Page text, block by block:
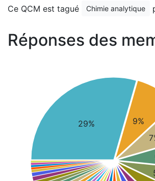
Ce QCM est tagué Chimie analytique
Réponses des
29%
9%